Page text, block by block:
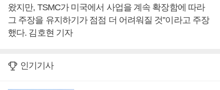
왔지만, TSMC가 미국에서 사업을 계속 확장함에 따라
그 주장을 유지하기가 점점 더 어려워질 것”이라고 주장
했다. 김호현 기자
인기기사